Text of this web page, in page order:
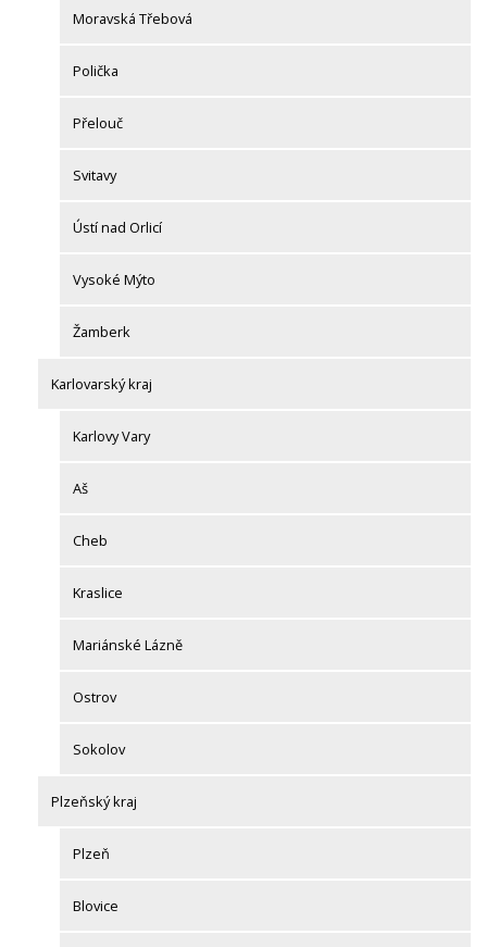
Moravská Třebová
Polička
Přelouč
Svitavy
Ústí nad Orlicí
Vysoké Mýto
Žamberk
Karlovarský kraj
Karlovy Vary
Aš
Cheb
Kraslice
Mariánské Lázně
Ostrov
Sokolov
Plzeňský kraj
Plzeň
Blovice